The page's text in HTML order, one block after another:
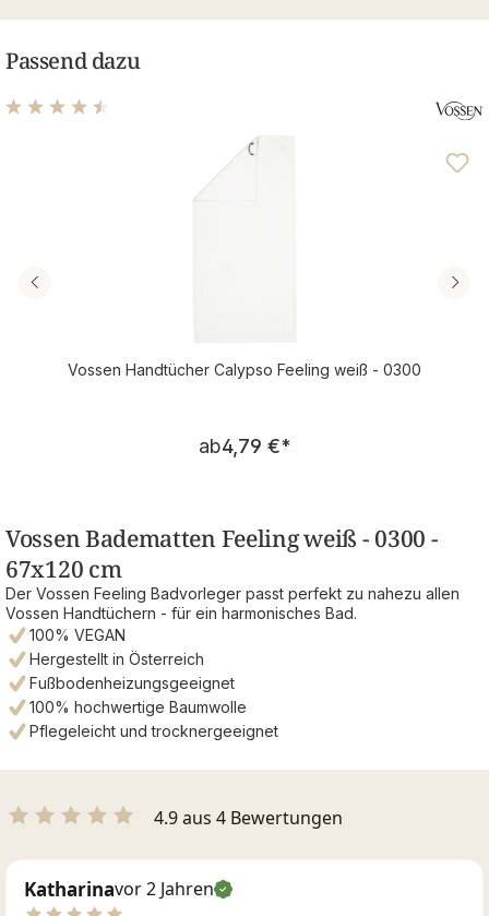
Passend dazu
Durchschnittliche Bewertung von 4.61 von 5 Sternen
Vossen Handtücher Calypso Feeling weiß - 0300
Regulärer Preis:
ab4,79 €*
Vossen Badematten Feeling weiß - 0300 -
67x120 cm
Der Vossen Feeling Badvorleger passt perfekt zu nahezu allen
Vossen Handtüchern - für ein harmonisches Bad.
100% VEGAN
Hergestellt in Österreich
Fußbodenheizungsgeeignet
100% hochwertige Baumwolle
Pflegeleicht und trocknergeeignet
4.9 aus 4 Bewertungen
Katharinavor 2 Jahren